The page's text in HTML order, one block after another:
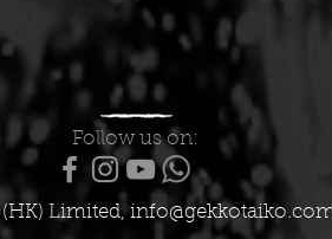
Follow us on:
Limited,